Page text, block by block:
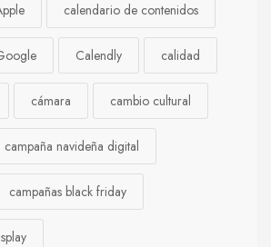
calendario de contenidos
Calendly calidad
cámara cambio cultural
campaña navideña digital
campañas black friday